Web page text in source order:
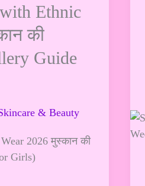
Ethnic
की
Guide
& Beauty